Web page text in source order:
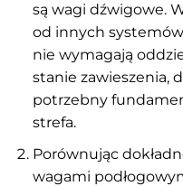
są wagi dźwigowe.
od innych
nie wymagają
stanie zawieszenia,
potrzebny
strefa.
Porównując
wagami